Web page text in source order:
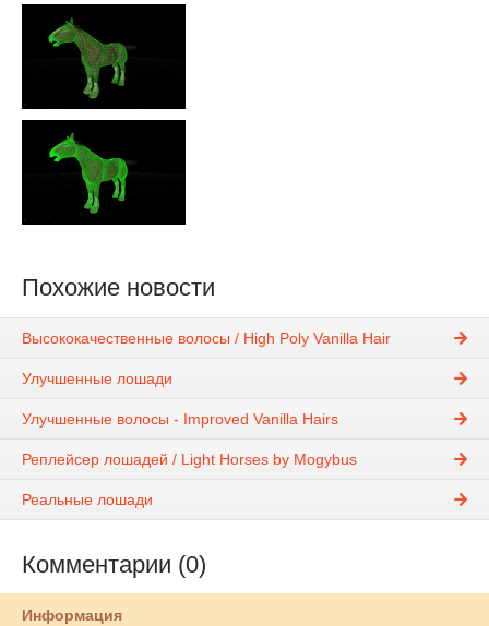
Похожие новости
Высококачественные волосы / High Poly Vanilla Hair
Улучшенные лошади
Улучшенные волосы - Improved Vanilla Hairs
Реплейсер лошадей / Light Horses by Mogybus
Реальные лошади
Комментарии (0)
Информация